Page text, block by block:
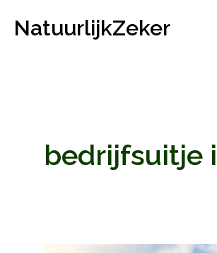
naarNatuurlijkZeker
bedrijfsuitje